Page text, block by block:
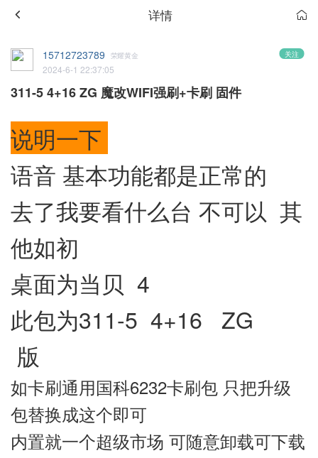
详情
关注
15712723789 荣耀黄金
2024-6-1 22:37:05
311-5 4+16 ZG 魔改WIFI强刷+卡刷 固件
说明一下
语音 基本功能都是正常的
去了我要看什么台 不可以 其
他如初
桌面为当贝 4
此包为311-5 4+16 ZG
版
如卡刷通用国科6232卡刷包 只把升级
包替换成这个即可
内置就一个超级市场 可随意卸载可下载